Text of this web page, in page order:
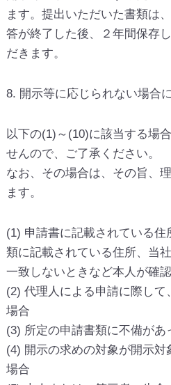
ます。提出いただいた書類は
答が終了した後、２年間保存
だきます。
8. 開示等に応じられない場合
以下の(1)～(10)に該当する場
せんので、ご了承ください。
なお、その場合は、その旨、
ます。
(1) 申請書に記載されている
類に記載されている住所、当
一致しないときなど本人が確
(2) 代理人による申請に際し
場合
(3) 所定の申請書類に不備があ
(4) 開示の求めの対象が開示
場合